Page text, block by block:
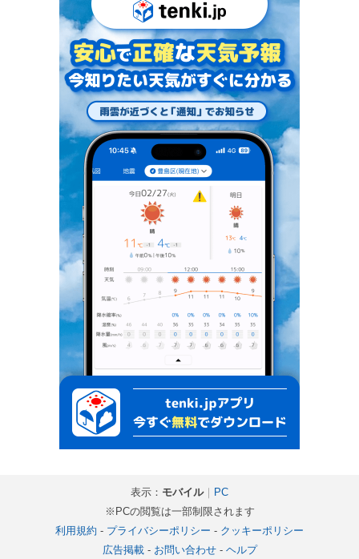
表示： モバイル｜ PC
※PCの閲覧は一部制限されます
利用規約 - プライバシーポリシー - クッキーポリシー
広告掲載- お問い合わせ- ヘルプ